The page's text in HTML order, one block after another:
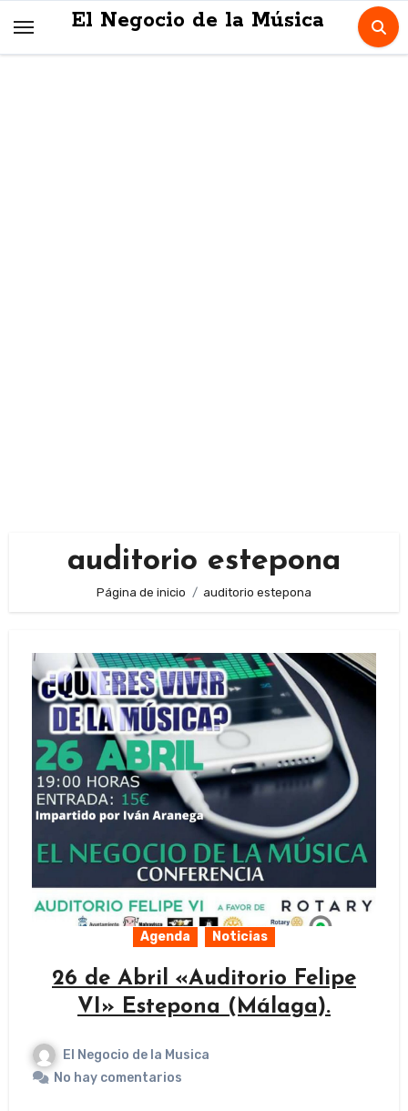
El Negocio de la Música
auditorio estepona
Página de inicio auditorio estepona
Agenda Noticias
26 de Abril «Auditorio Felipe
VI» Estepona (Málaga).
El Negocio de la Musica
No hay comentarios